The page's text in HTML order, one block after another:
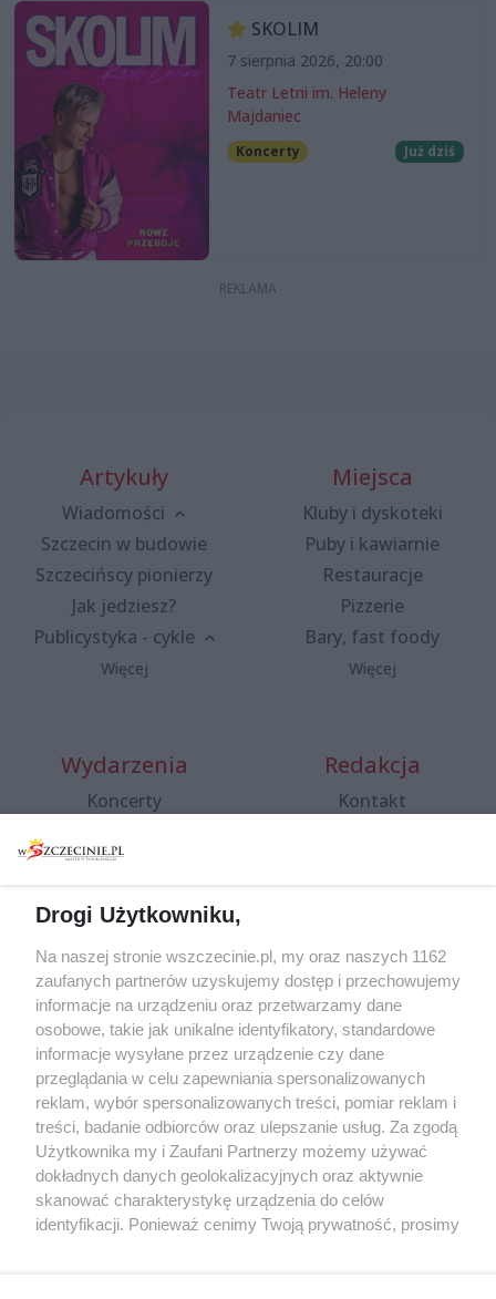
SKOLIM
7 sierpnia 2026, 20:00
Teatr Letni im. Heleny
Majdaniec
Koncerty Już dziś
Artykuły
Wiadomości
Szczecin w budowie
Szczecińscy pionierzy
Jak jedziesz?
Publicystyka - cykle
Więcej
Miejsca
Kluby i dyskoteki
Puby i kawiarnie
Restauracje
Pizzerie
Bary, fast foody
Więcej
Wydarzenia
Koncerty
Spacery i oprowadzania
targi
Wernisaże
Więcej
Redakcja
Kontakt
Specjalny koncert z okazji
20. urodzin portalu
wSzczecinie.pl
Regulamin konkursów
śniadaniówka "Hej
Szczecin! Jest piątek!"
Partnerzy
Praca Szczecin
Drogi Użytkowniku,
Na naszej stronie wszczecinie.pl, my oraz naszych 1162
zaufanych partnerów uzyskujemy dostęp i przechowujemy
informacje na urządzeniu oraz przetwarzamy dane
osobowe, takie jak unikalne identyfikatory, standardowe
informacje wysyłane przez urządzenie czy dane
przeglądania w celu zapewniania spersonalizowanych
reklam, wybór spersonalizowanych treści, pomiar reklam i
treści, badanie odbiorców oraz ulepszanie usług. Za zgodą
Użytkownika my i Zaufani Partnerzy możemy używać
dokładnych danych geolokalizacyjnych oraz aktywnie
skanować charakterystykę urządzenia do celów
identyfikacji. Ponieważ cenimy Twoją prywatność, prosimy